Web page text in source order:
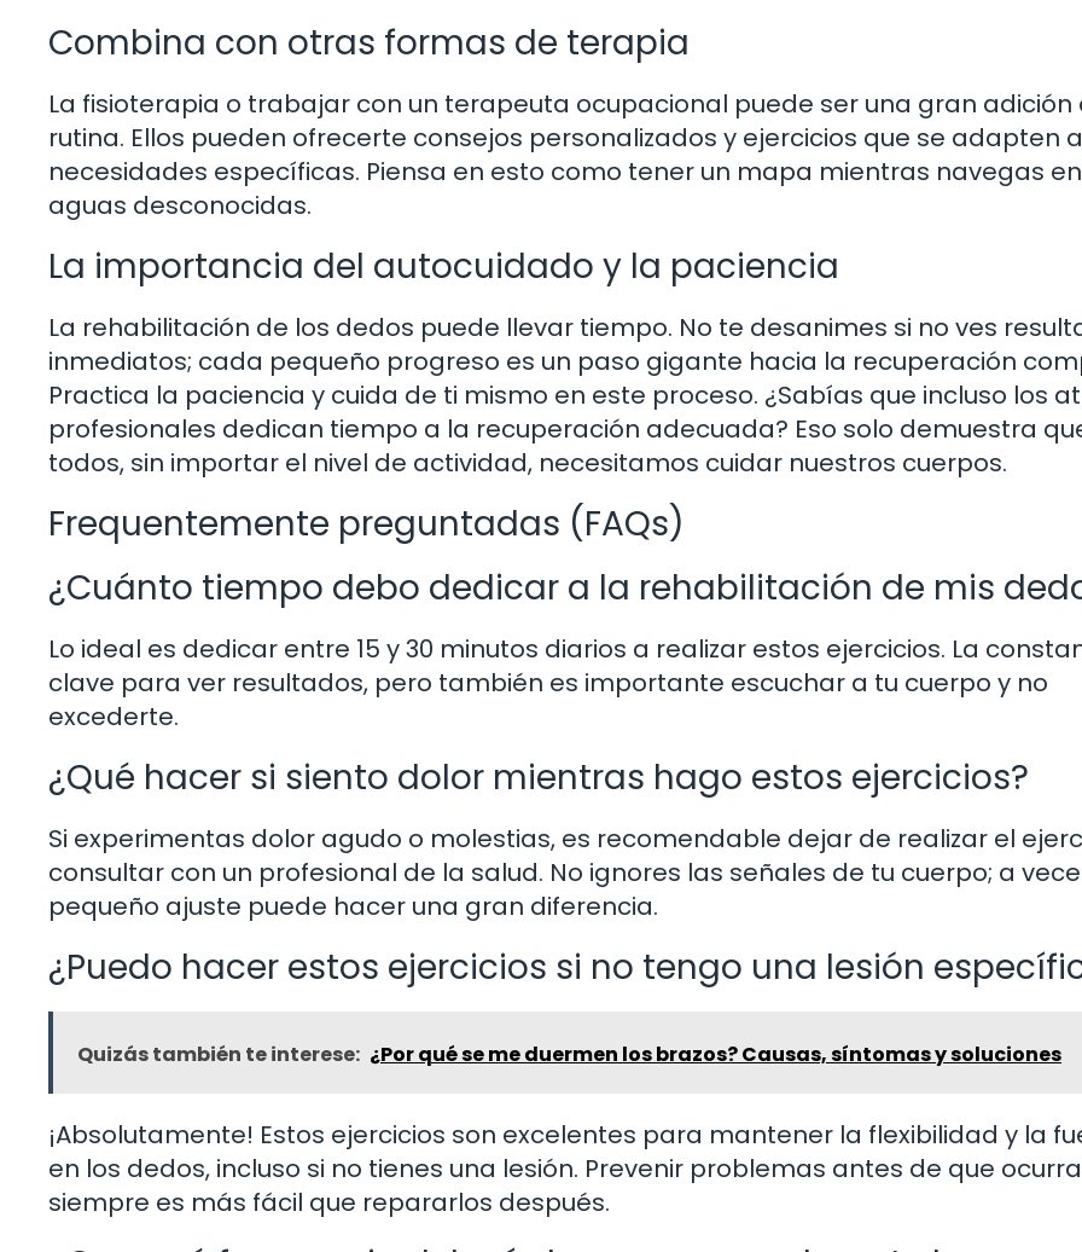
Combina con otras formas de terapia
La fisioterapia o trabajar con un terapeuta ocupacional puede ser una gran adición
rutina. Ellos pueden ofrecerte consejos personalizados y ejercicios que se adapten
necesidades específicas. Piensa en esto como tener un mapa mientras navegas en
aguas desconocidas.
La importancia del autocuidado y la paciencia
La rehabilitación de los dedos puede llevar tiempo. No te desanimes si no ves
inmediatos; cada pequeño progreso es un paso gigante hacia la recuperación
Practica la paciencia y cuida de ti mismo en este proceso. ¿Sabías que incluso los
profesionales dedican tiempo a la recuperación adecuada? Eso solo demuestra
todos, sin importar el nivel de actividad, necesitamos cuidar nuestros cuerpos.
Frequentemente preguntadas (FAQs)
¿Cuánto tiempo debo dedicar a la rehabilitación de mis
Lo ideal es dedicar entre 15 y 30 minutos diarios a realizar estos ejercicios. La
clave para ver resultados, pero también es importante escuchar a tu cuerpo y no
excederte.
¿Qué hacer si siento dolor mientras hago estos ejercicios?
Si experimentas dolor agudo o molestias, es recomendable dejar de realizar el
consultar con un profesional de la salud. No ignores las señales de tu cuerpo; a
pequeño ajuste puede hacer una gran diferencia.
¿Puedo hacer estos ejercicios si no tengo una lesión
Quizás también te interese: ¿Por qué se me duermen los brazos? Causas, síntomas y soluciones
¡Absolutamente! Estos ejercicios son excelentes para mantener la flexibilidad y la
en los dedos, incluso si no tienes una lesión. Prevenir problemas antes de que
siempre es más fácil que repararlos después.